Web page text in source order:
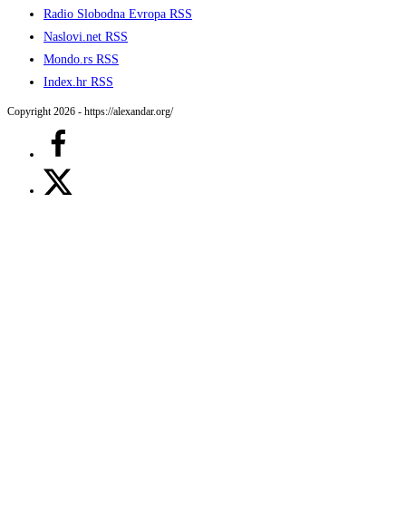
Radio Slobodna Evropa RSS
Naslovi.net RSS
Mondo.rs RSS
Index.hr RSS
Copyright 2026 - https://alexandar.org/